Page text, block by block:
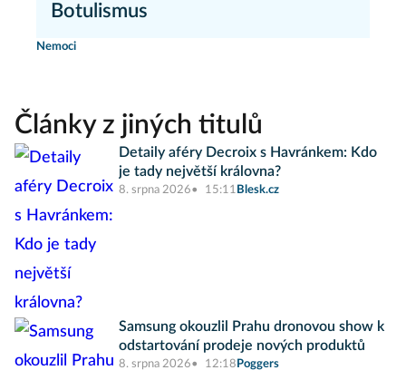
redakce Moje zdravíNemoci
Botulismus
Nemoci
Články z jiných titulů
Detaily aféry Decroix s Havránkem: Kdo
je tady největší královna?
8. srpna 2026 15:11 Blesk.cz
Samsung okouzlil Prahu dronovou show k
odstartování prodeje nových produktů
8. srpna 2026 12:18 Poggers